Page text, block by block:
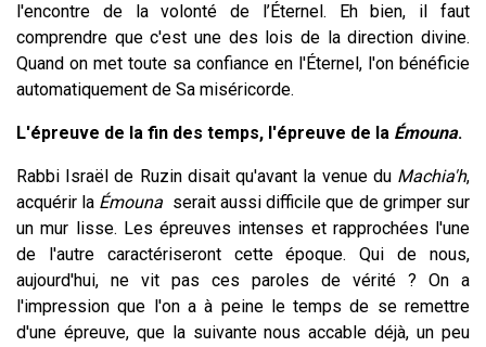
l'encontre de la volonté de l’Éternel.
Eh bien, il faut
comprendre que c'est une des lois de la direction divine.
Quand on met toute sa confiance en l'Éternel, l'on bénéficie
automatiquement de Sa miséricorde.
L'épreuve de la fin des temps, l'épreuve de la Émouna.
Rabbi Israël de Ruzin disait qu'avant la venue du Machia'h,
acquérir la Émouna serait aussi difficile que de grimper sur
un mur lisse. Les épreuves intenses et rapprochées l'une
de l'autre caractériseront cette époque.Qui de nous,
aujourd'hui, ne vit pas ces paroles de vérité ? On a
l'impression que l'on a à peine le temps de se remettre
d'une épreuve, que la suivante nous accable déjà, un peu